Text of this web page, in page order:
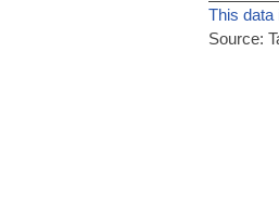
This data
Source: